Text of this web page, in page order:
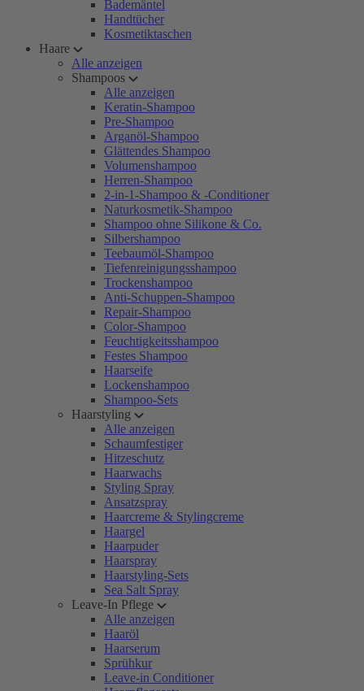
Bademäntel
Handtücher
Kosmetiktaschen
Haare
Alle anzeigen
Shampoos
Alle anzeigen
Keratin-Shampoo
Pre-Shampoo
Arganöl-Shampoo
Glättendes Shampoo
Volumenshampoo
Herren-Shampoo
2-in-1-Shampoo & -Conditioner
Naturkosmetik-Shampoo
Shampoo ohne Silikone & Co.
Silbershampoo
Teebaumöl-Shampoo
Tiefenreinigungsshampoo
Trockenshampoo
Anti-Schuppen-Shampoo
Repair-Shampoo
Color-Shampoo
Feuchtigkeitsshampoo
Festes Shampoo
Haarseife
Lockenshampoo
Shampoo-Sets
Haarstyling
Alle anzeigen
Schaumfestiger
Hitzeschutz
Haarwachs
Styling Spray
Ansatzspray
Haarcreme & Stylingcreme
Haargel
Haarpuder
Haarspray
Haarstyling-Sets
Sea Salt Spray
Leave-In Pflege
Alle anzeigen
Haaröl
Haarserum
Sprühkur
Leave-in Conditioner